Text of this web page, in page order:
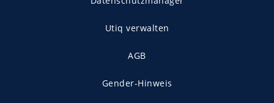
Utiq verwalten
AGB
Gender-Hinweis